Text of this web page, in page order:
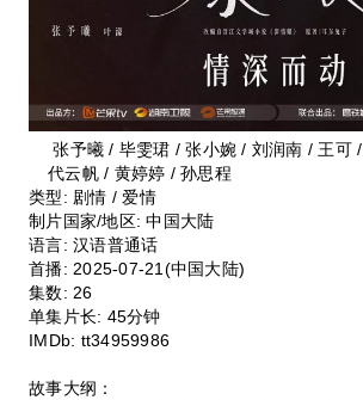
张予曦 / 毕雯珺 / 张小婉 / 刘润南 / 王可 /
代云帆 / 黄婷婷 / 孙思程
类型: 剧情 / 爱情
制片国家/地区: 中国大陆
语言: 汉语普通话
首播: 2025-07-21(中国大陆)
集数: 26
单集片长: 45分钟
IMDb: tt34959986
故事大纲：